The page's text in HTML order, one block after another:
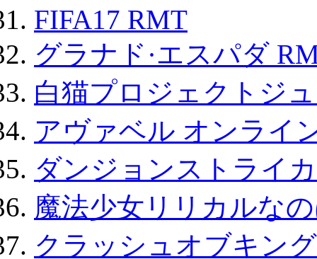
FIFA17 RMT
グラナド·エスパダ
白猫プロジェクトジ
アヴァベル オンライ
ダンジョンストライ
魔法少女リリカルな
クラッシュオブキン